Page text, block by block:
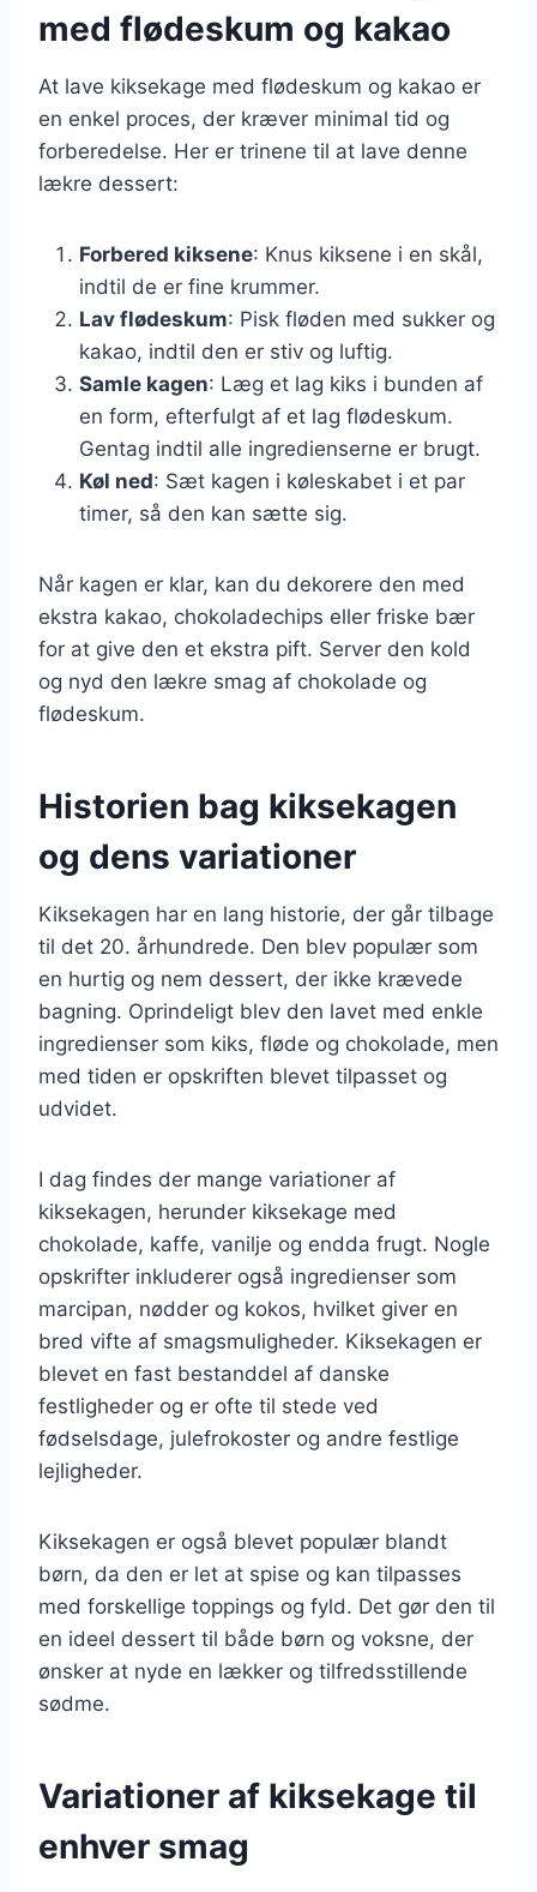
med flødeskum og kakao
At lave kiksekage med flødeskum og kakao er
en enkel proces, der kræver minimal tid og
forberedelse. Her er trinene til at lave denne
lækre dessert:
Forbered kiksene: Knus kiksene i en skål,
indtil de er fine krummer.
Lav flødeskum: Pisk fløden med sukker og
kakao, indtil den er stiv og luftig.
Samle kagen: Læg et lag kiks i bunden af
en form, efterfulgt af et lag flødeskum.
Gentag indtil alle ingredienserne er brugt.
Køl ned: Sæt kagen i køleskabet i et par
timer, så den kan sætte sig.
Når kagen er klar, kan du dekorere den med
ekstra kakao, chokoladechips eller friske bær
for at give den et ekstra pift. Server den kold
og nyd den lækre smag af chokolade og
flødeskum.
Historien bag kiksekagen
og dens variationer
Kiksekagen har en lang historie, der går tilbage
til det 20. århundrede. Den blev populær som
en hurtig og nem dessert, der ikke krævede
bagning. Oprindeligt blev den lavet med enkle
ingredienser som kiks, fløde og chokolade, men
med tiden er opskriften blevet tilpasset og
udvidet.
I dag findes der mange variationer af
kiksekagen, herunder kiksekage med
chokolade, kaffe, vanilje og endda frugt. Nogle
opskrifter inkluderer også ingredienser som
marcipan, nødder og kokos, hvilket giver en
bred vifte af smagsmuligheder. Kiksekagen er
blevet en fast bestanddel af danske
festligheder og er ofte til stede ved
fødselsdage, julefrokoster og andre festlige
lejligheder.
Kiksekagen er også blevet populær blandt
børn, da den er let at spise og kan tilpasses
med forskellige toppings og fyld. Det gør den til
en ideel dessert til både børn og voksne, der
ønsker at nyde en lækker og tilfredsstillende
sødme.
Variationer af kiksekage til
enhver smag